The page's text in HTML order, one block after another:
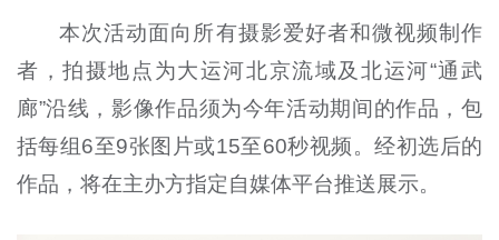
本次活动面向所有摄影爱好者和微视频制作
者，拍摄地点为大运河北京流域及北运河“通武
廊”沿线，影像作品须为今年活动期间的作品，包
括每组6至9张图片或15至60秒视频。经初选后的
作品，将在主办方指定自媒体平台推送展示。